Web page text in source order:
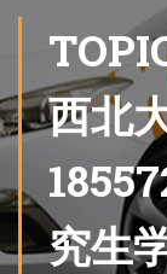
西北
究生